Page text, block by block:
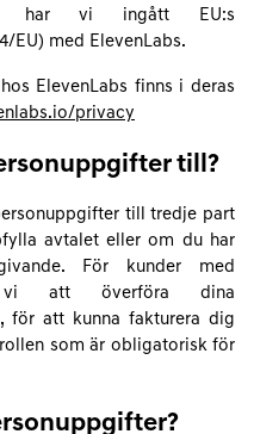
har vi ingått EU:s
EU) med ElevenLabs.
ElevenLabs finns i deras
privacy
till?
till tredje part
avtalet eller om du har
För kunder med
vi att överföra dina
för att kunna fakturera dig
som är obligatorisk för